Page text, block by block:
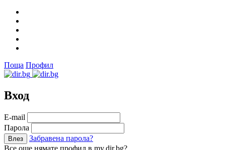
Поща Профил
Вход
Е-mail
Парола
Забравена парола?